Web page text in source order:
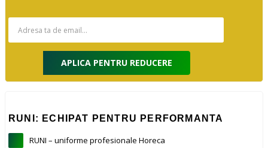
APLICA PENTRU REDUCERE
RUNI: ECHIPAT PENTRU PERFORMANTA
RUNI – uniforme profesionale Horeca